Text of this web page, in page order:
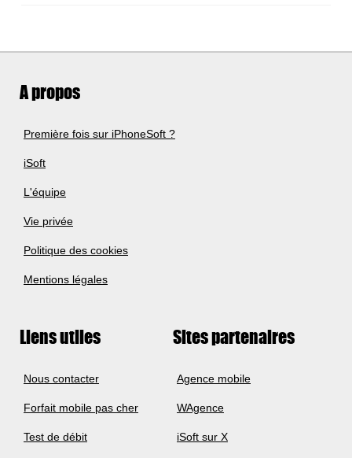
A propos
Première fois sur iPhoneSoft ?
iSoft
L'équipe
Vie privée
Politique des cookies
Mentions légales
Liens utiles
Nous contacter
Forfait mobile pas cher
Test de débit
Sites partenaires
Agence mobile
WAgence
iSoft sur X